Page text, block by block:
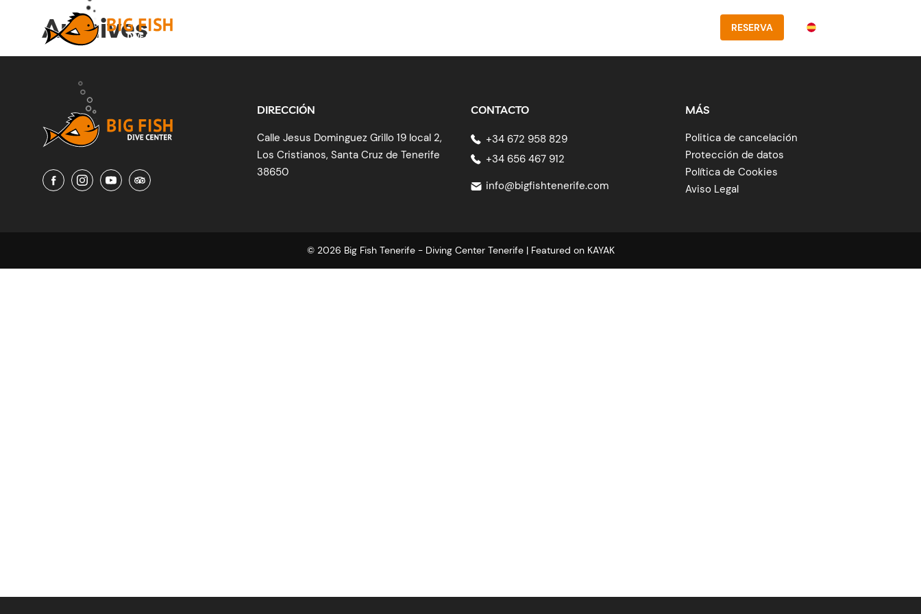
RESERVA
Archives
DIRECCIÓN
Calle Jesus Dominguez Grillo 19 local 2,
Los Cristianos, Santa Cruz de Tenerife
38650
CONTACTO
+34 672 958 829
+34 656 467 912
info@bigfishtenerife.com
MÁS
Politica de cancelación
Protección de datos
Política de Cookies
Aviso Legal
© 2026 Big Fish Tenerife - Diving Center Tenerife | Featured on KAYAK